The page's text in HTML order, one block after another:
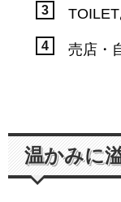
TOILET
売店・
温かみに